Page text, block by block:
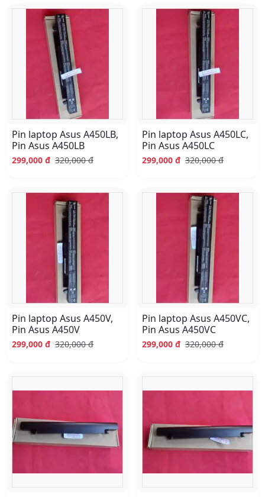
Pin laptop Asus A450LB,
Pin Asus A450LB
299,000 đ 320,000 đ
Pin laptop Asus A450LC,
Pin Asus A450LC
299,000 đ 320,000 đ
Pin laptop Asus A450V,
Pin Asus A450V
299,000 đ 320,000 đ
Pin laptop Asus A450VC,
Pin Asus A450VC
299,000 đ 320,000 đ